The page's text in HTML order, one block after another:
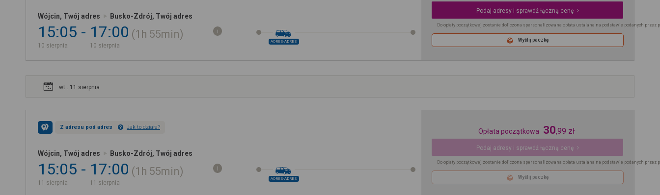
Wójcin, Twój adres Busko-Zdrój, Twój adres
15:05
10 sierpnia
17:00
10 sierpnia
1h 55min
ADRES-ADRES
Podaj adresy i sprawdź łączną cenę
Do opłaty początkowej zostanie doliczona spersonalizowana opłata ustalana na podstawie podanych przez
Wyślij paczkę
wt.. 11 sierpnia
Z adresu pod adres Jak to działa?
Wójcin, Twój adres Busko-Zdrój, Twój adres
15:05
11 sierpnia
17:00
11 sierpnia
1h 55min
ADRES-ADRES
Opłata początkowa 30,99 zł
Podaj adresy i sprawdź łączną cenę
Do opłaty początkowej zostanie doliczona spersonalizowana opłata ustalana na podstawie podanych przez
Wyślij paczkę